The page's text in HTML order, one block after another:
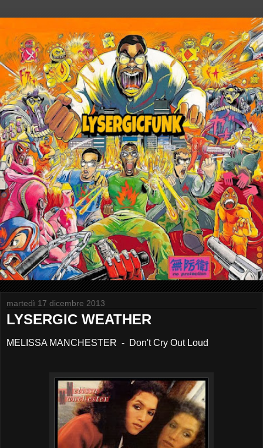
martedì 17 dicembre 2013
LYSERGIC WEATHER
MELISSA MANCHESTER - Don't Cry Out Loud